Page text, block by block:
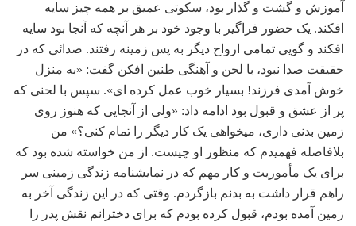
آموزش و گشت و گذار بود، سکوتی عمیق بر همه چیز سایه
افکند. یک حضور فراگیر با وجود خود بر هر آنچه که آنجا بود سایه
افکند و گویی تمامی ارواح دیگر به پس زمینه رفتند. صدائی که در
حقیقت صدا نبود، با لحن و آهنگی طنین افکن گفت: «به منزل
خوش آمدی فرزند! بسیار خوب عمل کرده‏ ای». سپس با لحنی که
پر از عشق و قبول بود ادامه داد: «ولی از آنجایی که هنوز روی
زمین بدنی داری، می‏خواهی یک کار دیگر را تمام کنی؟» من
بلافاصله فهمیدم که منظور او چیست. از من خواسته شده بود که
برای یک مأموریت و کار مهم که در نمایشنامه زندگی زمینی سر
راهم قرار داشت به بدنم بازگردم. وقتی که در این زندگی آخر به
زمین آمده بودم، قبول کرده بودم که برای دخترانم نقش پدر را